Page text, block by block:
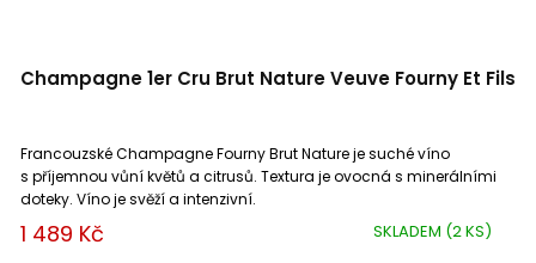
Champagne 1er Cru Brut Nature Veuve Fourny Et Fils
SKLADEM (2 KS)
1 489 Kč
Francouzské Champagne Fourny Brut Nature je suché víno
s příjemnou vůní květů a citrusů. Textura je ovocná s minerálními
doteky. Víno je svěží a intenzivní.